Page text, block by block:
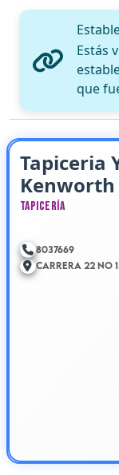
Estás
que
Tapiceria
Kenworth
Tapicería
8037669
Carrera 22 No